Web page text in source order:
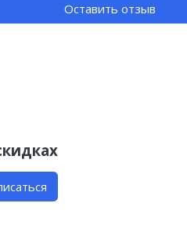
Оставить отзыв